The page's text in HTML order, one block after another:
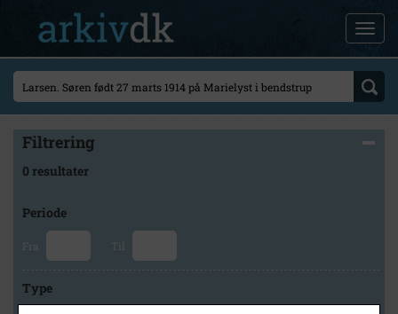
Filtrering
0 resultater
Periode
Fra Til
Type